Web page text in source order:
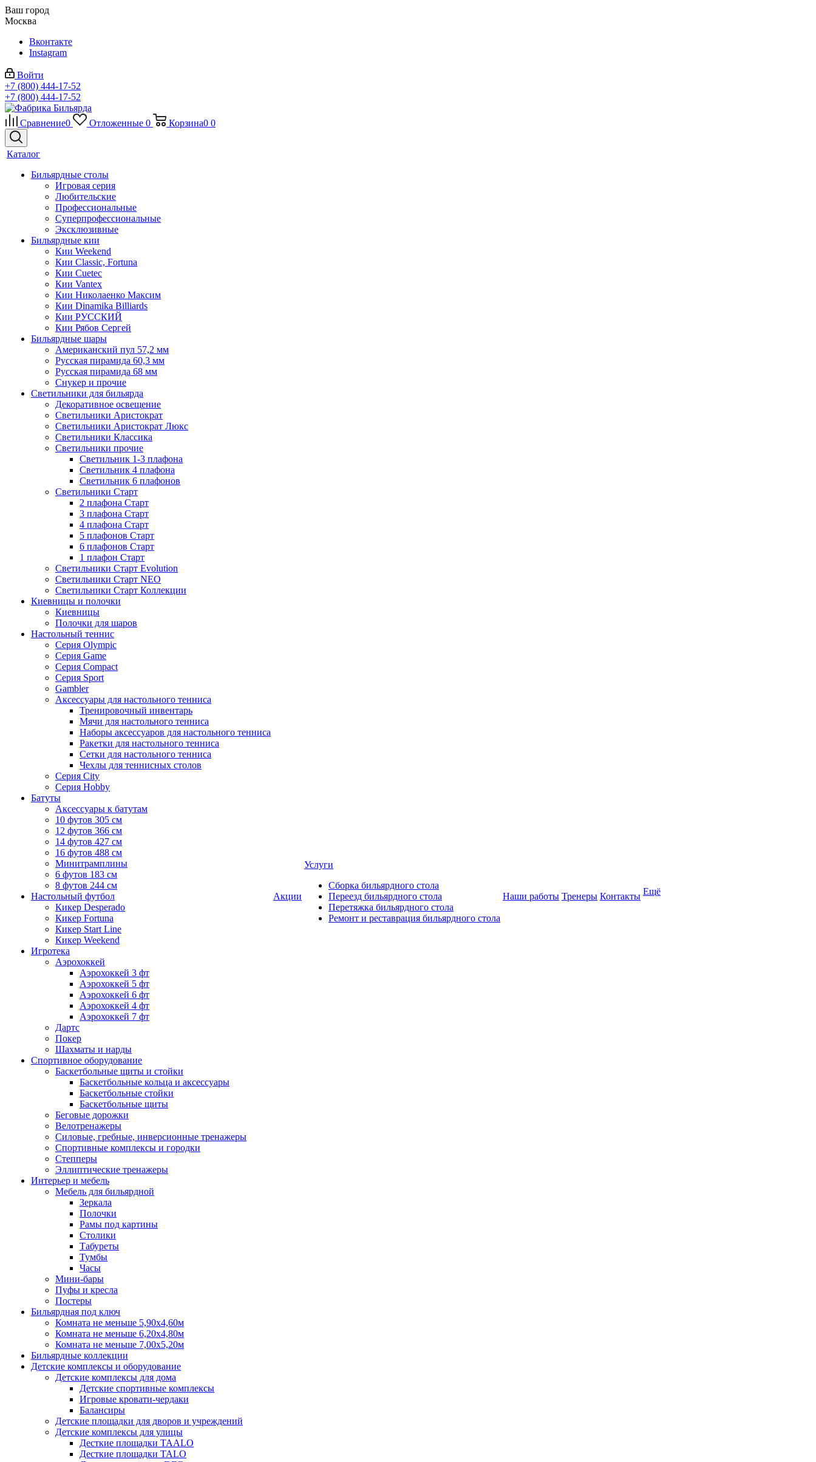
Ваш город
Москва
Вконтакте
Instagram
Войти
+7 (800) 444-17-52
+7 (800) 444-17-52
Сравнение0 Отложенные 0 Корзина0 0
Каталог
Бильярдные столы
Игровая серия
Любительские
Профессиональные
Суперпрофессиональные
Эксклюзивные
Бильярдные кии
Кии Weekend
Кии Classic, Fortuna
Кии Cuetec
Кии Vantex
Кии Николаенко Максим
Кии Dinamika Billiards
Кии РУССКИЙ
Кии Рябов Сергей
Бильярдные шары
Американский пул 57,2 мм
Русская пирамида 60,3 мм
Русская пирамида 68 мм
Снукер и прочие
Светильники для бильярда
Декоративное освещение
Светильники Аристократ
Светильники Аристократ Люкс
Светильники Классика
Светильники прочие
Светильник 1-3 плафона
Светильник 4 плафона
Светильник 6 плафонов
Светильники Старт
2 плафона Старт
3 плафона Старт
4 плафона Старт
5 плафонов Старт
6 плафонов Старт
1 плафон Старт
Светильники Старт Evolution
Светильники Старт NEO
Светильники Старт Коллекции
Киевницы и полочки
Киевницы
Полочки для шаров
Настольный теннис
Серия Olympic
Серия Game
Серия Compact
Серия Sport
Gambler
Аксессуары для настольного тенниса
Тренировочный инвентарь
Мячи для настольного тенниса
Наборы аксессуаров для настольного тенниса
Ракетки для настольного тенниса
Сетки для настольного тенниса
Чехлы для теннисных столов
Серия City
Серия Hobby
Батуты
Аксессуары к батутам
10 футов 305 см
12 футов 366 см
14 футов 427 см
16 футов 488 см
Минитрамплины
6 футов 183 см
8 футов 244 см
Настольный футбол
Кикер Desperado
Кикер Fortuna
Кикер Start Line
Кикер Weekend
Игротека
Аэрохоккей
Аэрохоккей 3 фт
Аэрохоккей 5 фт
Аэрохоккей 6 фт
Аэрохоккей 4 фт
Аэрохоккей 7 фт
Дартс
Покер
Шахматы и нарды
Спортивное оборудование
Баскетбольные щиты и стойки
Баскетбольные кольца и аксессуары
Баскетбольные стойки
Баскетбольные щиты
Беговые дорожки
Велотренажеры
Силовые, гребные, инверсионные тренажеры
Спортивные комплексы и городки
Степперы
Эллиптические тренажеры
Интерьер и мебель
Мебель для бильярдной
Зеркала
Полочки
Рамы под картины
Столики
Табуреты
Тумбы
Часы
Мини-бары
Пуфы и кресла
Постеры
Бильярдная под ключ
Комната не меньше 5,90х4,60м
Комната не меньше 6,20х4,80м
Комната не меньше 7,00х5,20м
Бильярдные коллекции
Детские комплексы и оборудование
Детские комплексы для дома
Детские спортивные комплексы
Игровые кровати-чердаки
Балансиры
Детские площадки для дворов и учреждений
Детские комплексы для улицы
Десткие площадки TAALO
Десткие площадки TALO
Акции
Услуги
Сборка бильярдного стола
Переезд бильярдного стола
Перетяжка бильярдного стола
Ремонт и реставрация бильярдного стола
Наши работы Тренеры Контакты Ещё